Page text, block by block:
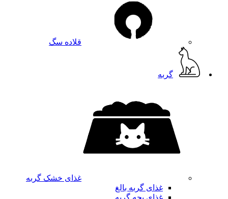
قلاده سگ
گربه
غذای خشک گربه
غذای گربه بالغ
غذای بچه گربه